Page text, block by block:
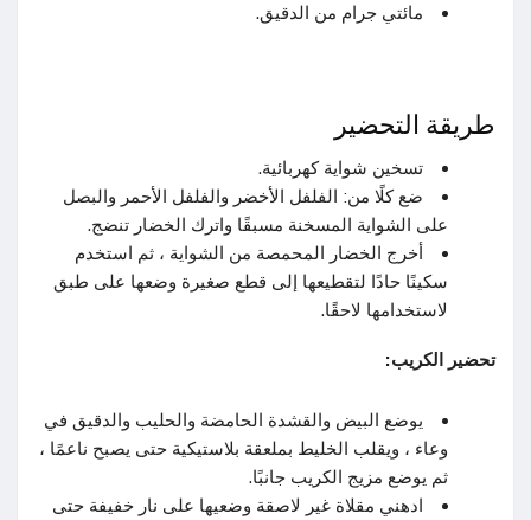
مائتي جرام من الدقيق.
طريقة التحضير
تسخين شواية كهربائية.
ضع كلًا من: الفلفل الأخضر والفلفل الأحمر والبصل
على الشواية المسخنة مسبقًا واترك الخضار تنضج.
أخرج الخضار المحمصة من الشواية ، ثم استخدم
سكينًا حادًا لتقطيعها إلى قطع صغيرة وضعها على طبق
لاستخدامها لاحقًا.
تحضير الكريب:
يوضع البيض والقشدة الحامضة والحليب والدقيق في
وعاء ، ويقلب الخليط بملعقة بلاستيكية حتى يصبح ناعمًا ،
ثم يوضع مزيج الكريب جانبًا.
ادهني مقلاة غير لاصقة وضعيها على نار خفيفة حتى